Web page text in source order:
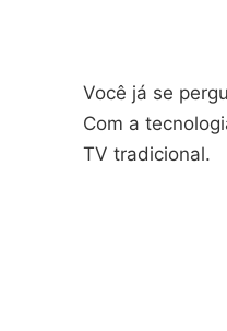
Você já se
Com a
TV tradicional.